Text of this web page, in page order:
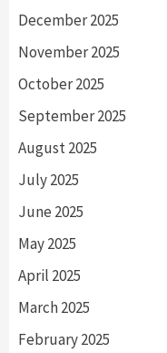
December 2025
November 2025
October 2025
September 2025
August 2025
July 2025
June 2025
May 2025
April 2025
March 2025
February 2025